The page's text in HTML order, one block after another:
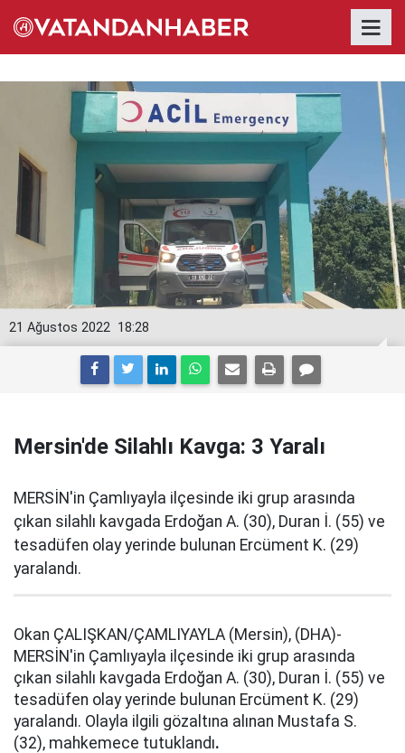
18:28
21 Ağustos 2022
Mersin'de Silahlı Kavga: 3 Yaralı
MERSİN'in Çamlıyayla ilçesinde iki grup arasında
çıkan silahlı kavgada Erdoğan A. (30), Duran İ. (55) ve
tesadüfen olay yerinde bulunan Ercüment K. (29)
yaralandı.
Okan ÇALIŞKAN/ÇAMLIYAYLA (Mersin), (DHA)-
MERSİN'in Çamlıyayla ilçesinde iki grup arasında
çıkan silahlı kavgada Erdoğan A. (30), Duran İ. (55) ve
tesadüfen olay yerinde bulunan Ercüment K. (29)
yaralandı. Olayla ilgili gözaltına alınan Mustafa S.
(32), mahkemece tutuklandı.